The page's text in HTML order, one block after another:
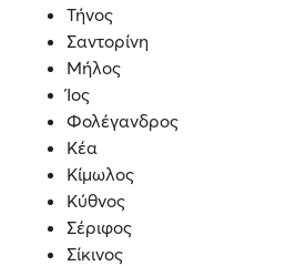
Τήνος
Σαντορίνη
Μήλος
Ίος
Φολέγανδρος
Κέα
Κίμωλος
Κύθνος
Σέριφος
Σίκινος